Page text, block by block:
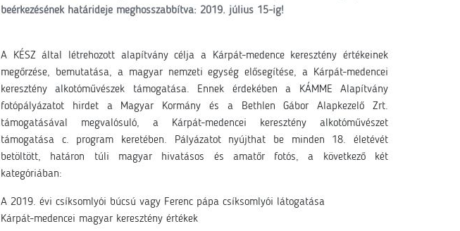
beérkezésének határideje meghosszabbítva: 2019. július 15-ig!
A KÉSZ által létrehozott alapítvány célja a Kárpát-medence keresztény értékeinek
megőrzése, bemutatása, a magyar nemzeti egység elősegítése, a Kárpát-medencei
keresztény alkotóművészek támogatása. Ennek érdekében a KÁMME Alapítvány
fotópályázatot hirdet a Magyar Kormány és a Bethlen Gábor Alapkezelő Zrt.
támogatásával megvalósuló, a Kárpát-medencei keresztény alkotóművészet
támogatása c. program keretében. Pályázatot nyújthat be minden 18. életévét
betöltött, határon túli magyar hivatásos és amatőr fotós, a következő két
kategóriában:
A 2019. évi csíksomlyói búcsú vagy Ferenc pápa csíksomlyói látogatása
Kárpát-medencei magyar keresztény értékek